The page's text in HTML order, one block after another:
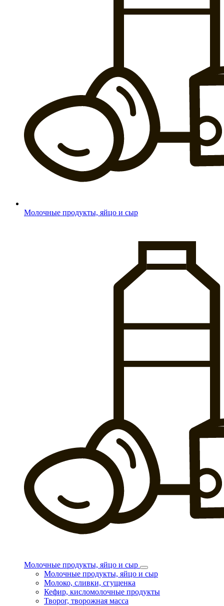
Молочные продукты, яйцо и сыр
Молочные продукты, яйцо и сыр
Молочные продукты, яйцо и сыр
Молоко, сливки, сгущенка
Кефир, кисломолочные продукты
Творог, творожная масса